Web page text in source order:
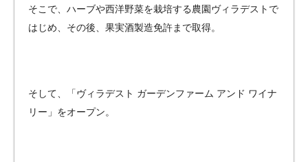
そこで、ハーブや西洋野菜を栽培する農園ヴィラデストで
はじめ、その後、果実酒製造免許まで取得。
そして、「ヴィラデスト ガーデンファーム アンド ワイナ
リー」をオープン。